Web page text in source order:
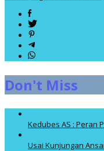
Don't Miss
Kedubes AS : Peran
Usai Kunjungan